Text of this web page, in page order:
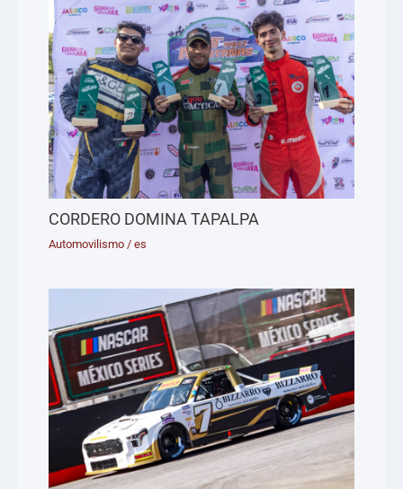
CORDERO DOMINA TAPALPA
Automovilismo /es